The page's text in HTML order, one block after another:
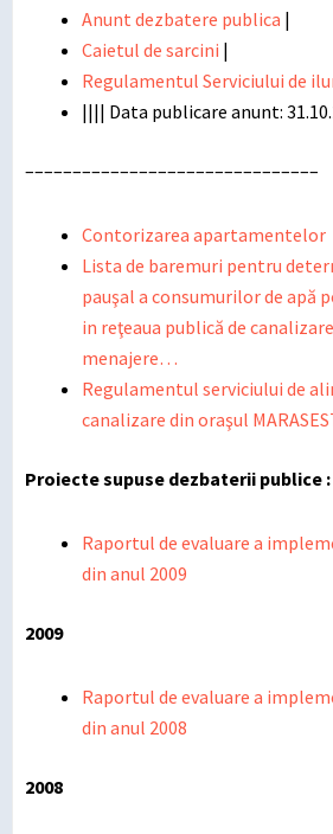
Anunt dezbatere publica |
Caietul de sarcini |
Regulamentul Serviciului de
|||| Data publicare anunt:
–––––––––––––––––––––––––––––––
Contorizarea apartamentelor
Lista de baremuri pentru
pauşal a consumurilor de apă
in reţeaua publică de
menajere…
Regulamentul serviciului de
canalizare din oraşul
Proiecte supuse dezbaterii publice :
Raportul de evaluare a
din anul 2009
2009
Raportul de evaluare a
din anul 2008
2008